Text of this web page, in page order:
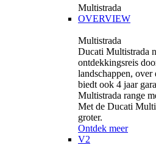
Multistrada
OVERVIEW
Multistrada
Ducati Multistrada
ontdekkingsreis
landschappen, over
biedt ook 4 jaar
Multistrada range
Met de Ducati
groter.
Ontdek meer
V2